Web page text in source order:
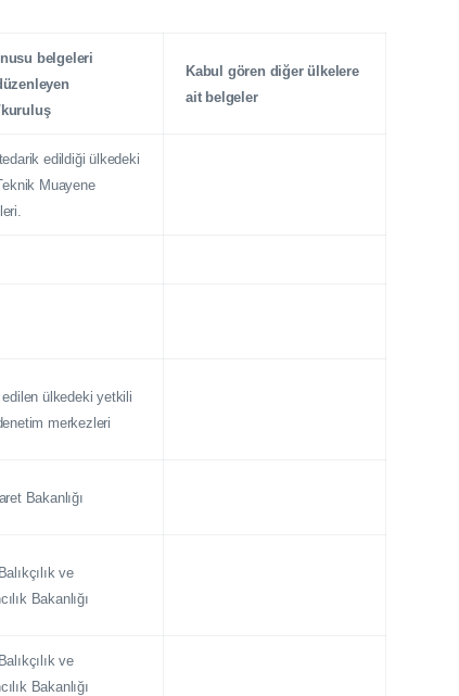
belgeleri
Kabul gören diğer ülkelere
ait belgeler
edildiği ülkedeki
Muayene
edilen ülkedeki yetkili
merkezleri
Bakanlığı
ve
Bakanlığı
ve
Bakanlığı